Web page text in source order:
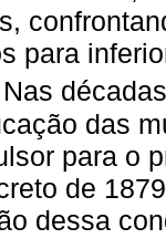
para
das
para o
de
dessa